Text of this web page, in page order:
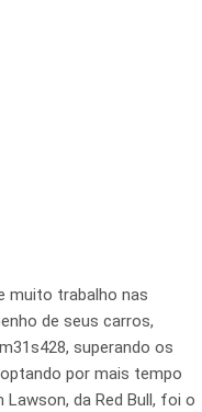
muito trabalho nas
de seus carros,
superando os
por mais tempo
da Red Bull, foi o